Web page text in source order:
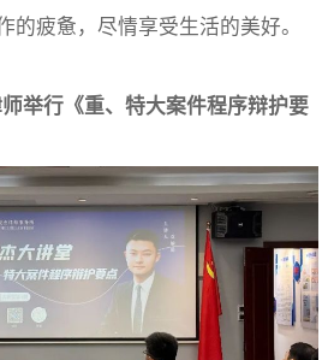
的疲惫，尽情享受生活的美好。
举行《重、特大案件程序辩护要